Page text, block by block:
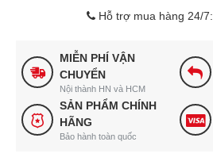
Nan giá 100% inox.Hỗ trợ mua hàng 24/7:
MIỄN PHÍ VẬN
CHUYỂN
Nội thành HN và HCM
SẢN PHẨM CHÍNH
HÃNG
Bảo hành toàn quốc